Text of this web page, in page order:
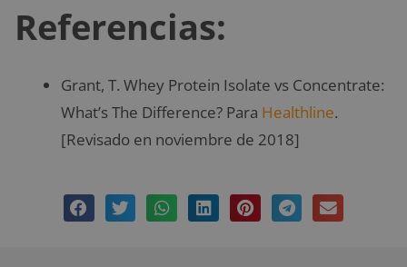
Referencias:
Grant, T. Whey Protein Isolate vs Concentrate:
What’s The Difference? Para Healthline.
[Revisado en noviembre de 2018]